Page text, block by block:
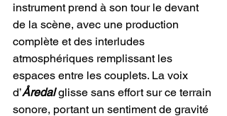
instrument prend à son tour le devant
de la scène, avec une production
complète et des interludes
atmosphériques remplissant les
espaces entre les couplets. La voix
d’Åredal glisse sans effort sur ce terrain
sonore, portant un sentiment de gravité